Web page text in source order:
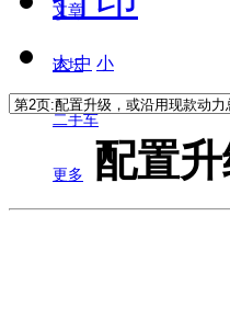
文章
论坛
二手车
更多
大 中 小
配置升级